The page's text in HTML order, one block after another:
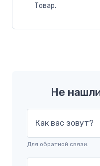
Товар.
Не
Как вас зовут?
Для обратной связи.